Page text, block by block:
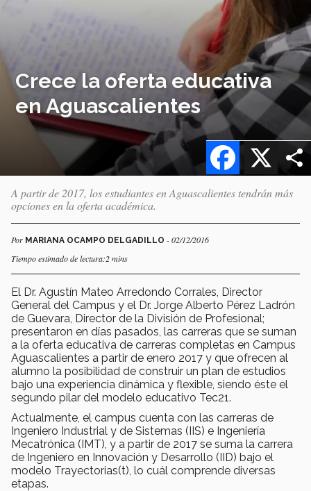
Crece la oferta educativa
en Aguascalientes
X
Facebook
A partir de 2017, los estudiantes en Aguascalientes tendrán más
opciones en la oferta académica.
Por MARIANA OCAMPO DELGADILLO - 02/12/2016
Tiempo estimado de lectura:2 mins
El Dr. Agustín Mateo Arredondo Corrales, Director
General del Campus y el Dr. Jorge Alberto Pérez Ladrón
de Guevara, Director de la División de Profesional;
presentaron en días pasados, las carreras que se suman
a la oferta educativa de carreras completas en Campus
Aguascalientes a partir de enero 2017 y que ofrecen al
alumno la posibilidad de construir un plan de estudios
bajo una experiencia dinámica y flexible, siendo éste el
segundo pilar del modelo educativo Tec21.
Actualmente, el campus cuenta con las carreras de
Ingeniero Industrial y de Sistemas (IIS) e Ingeniería
Mecatrónica (IMT), y a partir de 2017 se suma la carrera
de Ingeniero en Innovación y Desarrollo (IID) bajo el
modelo Trayectorias(t), lo cuál comprende diversas
etapas.